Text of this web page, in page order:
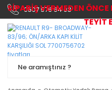
0507 576 64 03
SİPARİŞ VERMEDEN
TEYİT